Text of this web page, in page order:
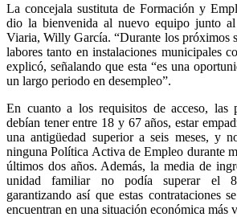
La concejala sustituta de Formación y
dio la bienvenida al nuevo equipo junto
Viaria, Willy García. “Durante los próximos
labores tanto en instalaciones municipales
explicó, señalando que esta “es una
un largo periodo en desempleo”.
En cuanto a los requisitos de acceso, las
debían tener entre 18 y 67 años, estar
una antigüedad superior a seis meses, y
ninguna Política Activa de Empleo durante
últimos dos años. Además, la media de
unidad familiar no podía superar el
garantizando así que estas contrataciones
encuentran en una situación económica más